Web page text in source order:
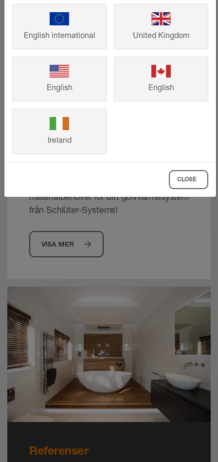
Värmekretskalkylator
BEKOTEC-THERM
materialbehovet för ditt golvvärmesystem
från Schlüter-Systems!
VISA MER
Referenser
English international United Kingdom
English English
Ireland
CLOSE